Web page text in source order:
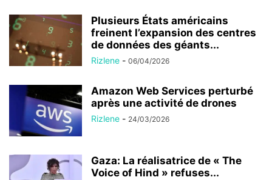
Plusieurs États américains
freinent l’expansion des centres
de données des géants...
Rizlene - 06/04/2026
Amazon Web Services perturbé
après une activité de drones
Rizlene - 24/03/2026
Gaza: La réalisatrice de « The
Voice of Hind » refuses...